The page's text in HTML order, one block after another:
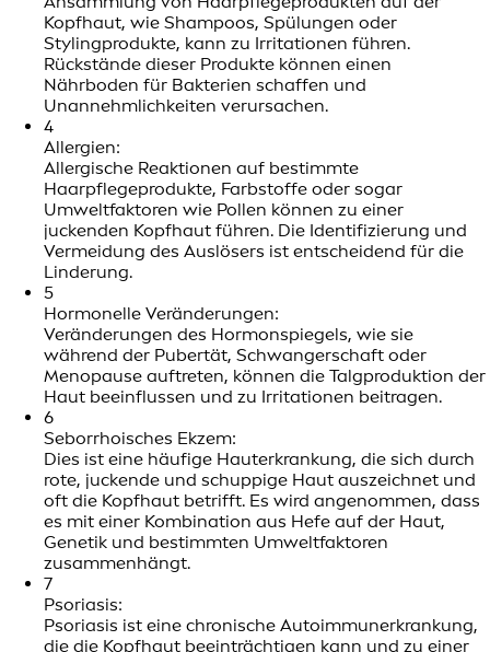
Kopfhaut, wie Shampoos, Spülungen oder
Stylingprodukte, kann zu Irritationen führen.
Rückstände dieser Produkte können einen
Nährboden für Bakterien schaffen und
Unannehmlichkeiten verursachen.
4
Allergien:
Allergische Reaktionen auf bestimmte
Haarpflegeprodukte, Farbstoffe oder sogar
Umweltfaktoren wie Pollen können zu einer
juckenden Kopfhaut führen. Die Identifizierung und
Vermeidung des Auslösers ist entscheidend für die
Linderung.
5
Hormonelle Veränderungen:
Veränderungen des Hormonspiegels, wie sie
während der Pubertät, Schwangerschaft oder
Menopause auftreten, können die Talgproduktion der
Haut beeinflussen und zu Irritationen beitragen.
6
Seborrhoisches Ekzem:
Dies ist eine häufige Hauterkrankung, die sich durch
rote, juckende und schuppige Haut auszeichnet und
oft die Kopfhaut betrifft. Es wird angenommen, dass
es mit einer Kombination aus Hefe auf der Haut,
Genetik und bestimmten Umweltfaktoren
zusammenhängt.
7
Psoriasis:
Psoriasis ist eine chronische Autoimmunerkrankung,
die die Kopfhaut beeinträchtigen kann und zu einer